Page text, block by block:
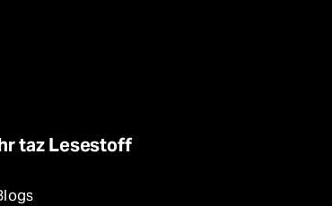
taz Lesestoff